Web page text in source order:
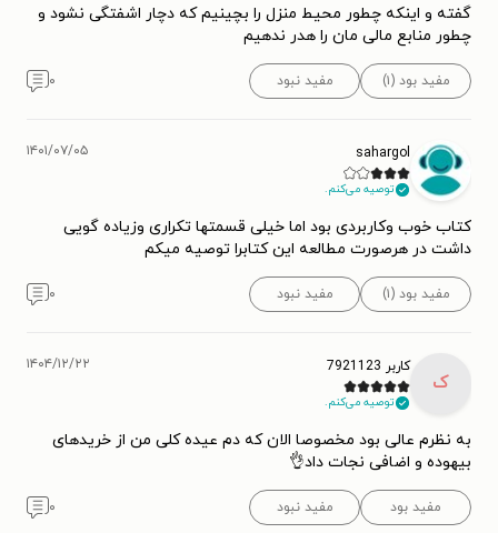
گفته و اینکه چطور محیط منزل را بچینیم که دچار اشفتگی نشود و
چطور منابع مالی مان را هدر ندهیم
مفید بود (۱) مفید نبود ۰
sahargol
توصیه می‌کنم.
۱۴۰۱/۰۷/۰۵
کتاب خوب وکاربردی بود اما خیلی قسمتها تکراری وزیاده گویی
داشت در هرصورت مطالعه این کتابرا توصیه میکم
مفید بود (۱) مفید نبود ۰
ک
کاربر 7921123
توصیه می‌کنم.
۱۴۰۴/۱۲/۲۲
به نظرم عالی بود مخصوصا الان که دم عیده کلی من از خریدهای
بیهوده و اضافی نجات داد👌
مفید بود مفید نبود ۰